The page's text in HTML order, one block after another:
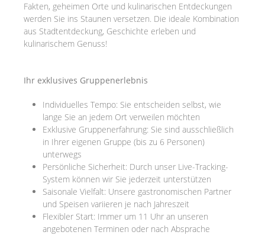
Fakten, geheimen Orte und kulinarischen Entdeckungen
werden Sie ins Staunen versetzen. Die ideale Kombination
aus Stadtentdeckung, Geschichte erleben und
kulinarischem Genuss!
Ihr exklusives Gruppenerlebnis
Individuelles Tempo: Sie entscheiden selbst, wie
lange Sie an jedem Ort verweilen möchten
Exklusive Gruppenerfahrung: Sie sind ausschließlich
in Ihrer eigenen Gruppe (bis zu 6 Personen)
unterwegs
Persönliche Sicherheit: Durch unser Live-Tracking-
System können wir Sie jederzeit unterstützen
Saisonale Vielfalt: Unsere gastronomischen Partner
und Speisen variieren je nach Jahreszeit
Flexibler Start: Immer um 11 Uhr an unseren
angebotenen Terminen oder nach Absprache